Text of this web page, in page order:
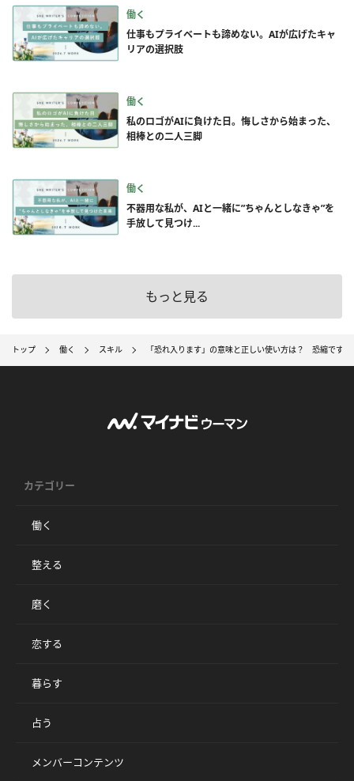
働く
仕事もプライベートも諦めない。AIが広げたキャ
リアの選択肢
働く
私のロゴがAIに負けた日。悔しさから始まった、
相棒との二人三脚
働く
不器用な私が、AIと一緒に”ちゃんとしなきゃ”を
手放して見つけ...
もっと見る
トップ 働く スキル 「恐れ入ります」の意味と正しい使い方は？ 恐縮です
カテゴリー
働く
整える
磨く
恋する
暮らす
占う
メンバーコンテンツ